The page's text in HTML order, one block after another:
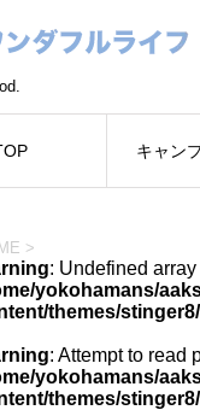
キャン
>
: Undefined
yokohamans/
themes/
: Attempt to read
yokohamans/
themes/